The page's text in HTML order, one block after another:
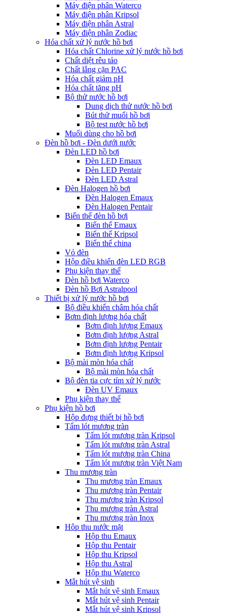
Máy điện phân Waterco
Máy điện phân Kripsol
Máy điện phân Astral
Máy điện phân Zodiac
Hóa chất xử lý nước hồ bơi
Hóa chất Chlorine xử lý nước hồ bơi
Chất diệt rêu tảo
Chất lắng cặn PAC
Hóa chất giảm pH
Hóa chất tăng pH
Bộ thử nước hồ bơi
Dung dịch thử nước hồ bơi
Bút thử muối hồ bơi
Bộ test nước hồ bơi
Muối dùng cho hồ bơi
Đèn hồ bơi - Đèn dưới nước
Đèn LED hồ bơi
Đèn LED Emaux
Đèn LED Pentair
Đèn LED Astral
Đèn Halogen hồ bơi
Đèn Halogen Emaux
Đèn Halogen Pentair
Biến thế đèn hồ bơi
Biến thế Emaux
Biến thế Kripsol
Biến thế china
Vỏ đèn
Hộp điều khiển đèn LED RGB
Phụ kiện thay thế
Đèn hồ bơi Waterco
Đèn hồ Bơi Astralpool
Thiết bị xử lý nước hồ bơi
Bộ điều khiển châm hóa chất
Bơm định lượng hóa chất
Bơm định lượng Emaux
Bơm định lượng Astral
Bơm định lượng Pentair
Bơm định lượng Kripsol
Bộ mài mòn hóa chất
Bộ mài mòn hóa chất
Bộ đèn tia cực tím xử lý nước
Đèn UV Emaux
Phụ kiện thay thế
Phụ kiện hồ bơi
Hộp đựng thiết bị hồ bơi
Tấm lót mương tràn
Tấm lót mương tràn Kripsol
Tấm lót mương tràn Astral
Tấm lót mương tràn China
Tấm lót mương tràn Việt Nam
Thu mương tràn
Thu mương tràn Emaux
Thu mương tràn Pentair
Thu mương tràn Kripsol
Thu mương tràn Astral
Thu mương tràn Inox
Hôp thu nước mặt
Hộp thu Emaux
Hộp thu Pentair
Hộp thu Kripsol
Hộp thu Astral
Hộp thu Waterco
Mắt hút vệ sinh
Mắt hút vệ sinh Emaux
Mắt hút vệ sinh Pentair
Mắt hút vệ sinh Kripsol